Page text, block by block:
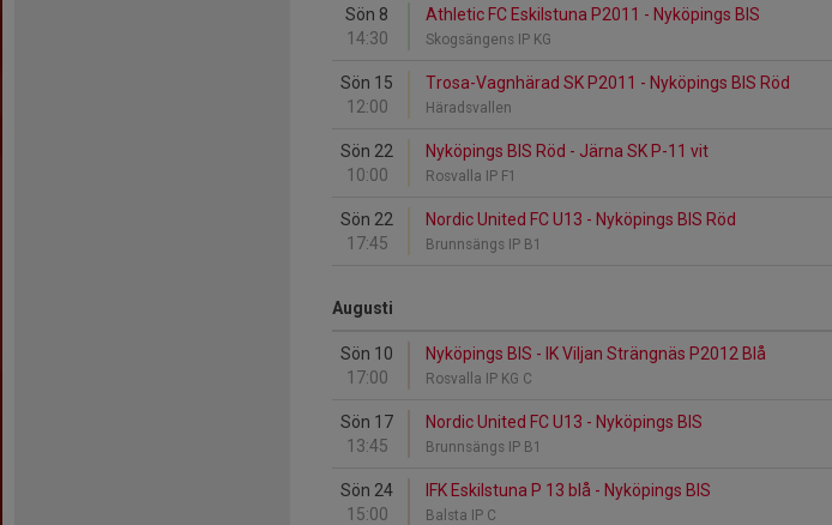
Sön 8
14:30
Athletic FC Eskilstuna P2011 - Nyköpings BIS
Skogsängens IP KG
Sön 15
12:00
Trosa-Vagnhärad SK P2011 - Nyköpings BIS Röd
Häradsvallen
Sön 22
10:00
Nyköpings BIS Röd - Järna SK P-11 vit
Rosvalla IP F1
Sön 22
17:45
Nordic United FC U13 - Nyköpings BIS Röd
Brunnsängs IP B1
Augusti
Sön 10
17:00
Nyköpings BIS - IK Viljan Strängnäs P2012 Blå
Rosvalla IP KG C
Sön 17
13:45
Nordic United FC U13 - Nyköpings BIS
Brunnsängs IP B1
Sön 24
15:00
IFK Eskilstuna P 13 blå - Nyköpings BIS
Balsta IP C